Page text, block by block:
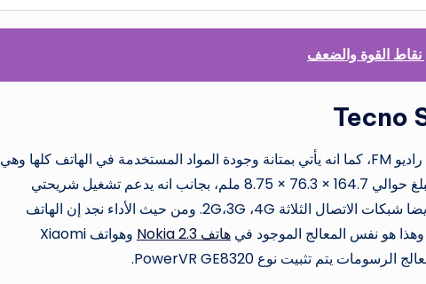
نستطيع القول في بداية الأمر إن الهاتف يدعم الهاتف راديو FM، كما انه يأتي بمتانة وجودة المواد المستخدمة في الهاتف كلها وهي
مصنوعة من البلاستيك، وبالنسبة لأبعاد الهاتف فهي تبلغ حوالي 164.7 × 76.3 × 8.75 ملم، بجانب انه يدعم تشغيل شريحتي
اتصال من نفس النوع Nano Sim Card، كما يدعم أيضا شبكات الاتصال الثلاثة 2G،3G ،4G. ومن حيث الأداء نجد إن الهاتف
هاتف Nokia 2.3
وهواتف Xiaomi